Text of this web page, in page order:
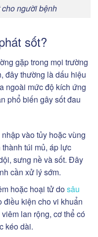
người bệnh
sốt?
gặp trong mọi trường
đây thường là dấu hiệu
ngoài mức độ kích ứng
phổ biến gây sốt đau
vào tủy hoặc vùng
túi mủ, áp lực
sưng nề và sốt. Đây
cần xử lý sớm.
hoặc hoại tử dosâu
kiện cho vi khuẩn
lan rộng, cơ thể có
kéo dài.